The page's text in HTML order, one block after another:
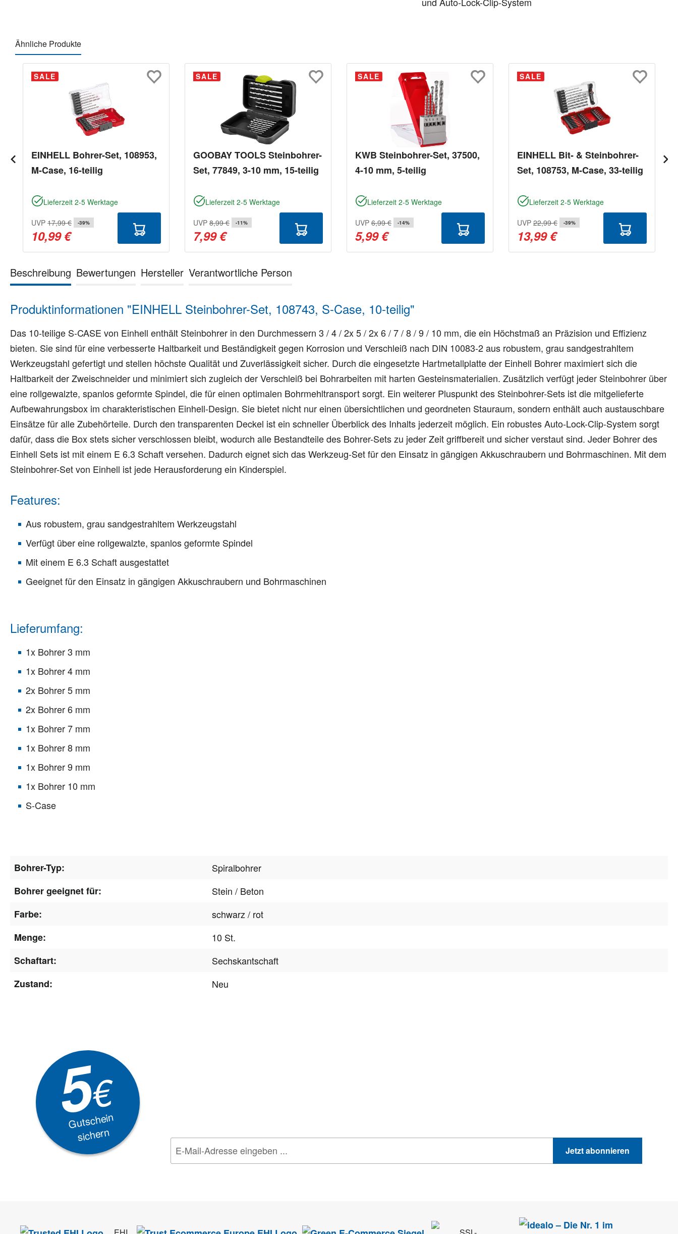
Ähnliche Produkte
Produktgalerie überspringen
SALE
EINHELL Bohrer-Set, 108953,
M-Case, 16-teilig
Lieferzeit 2-5 Werktage
UVP 17,99 € -39%
10,99 €
SALE
GOOBAY TOOLS Steinbohrer-
Set, 77849, 3-10 mm, 15-teilig
Lieferzeit 2-5 Werktage
UVP 8,99 € -11%
7,99 €
SALE
KWB Steinbohrer-Set, 37500,
4-10 mm, 5-teilig
Lieferzeit 2-5 Werktage
UVP 6,99 € -14%
5,99 €
SALE
EINHELL Bit- & Steinbohrer-
Set, 108753, M-Case, 33-teilig
Lieferzeit 2-5 Werktage
UVP 22,99 € -39%
13,99 €
Beschreibung Bewertungen Hersteller Verantwortliche Person
Produktinformationen "EINHELL Steinbohrer-Set, 108743, S-Case, 10-teilig"
Das 10-teilige S-CASE von Einhell enthält Steinbohrer in den Durchmessern 3 / 4 / 2x 5 / 2x 6 / 7 / 8 / 9 / 10 mm, die ein Höchstmaß an Präzision und Effizienz
bieten. Sie sind für eine verbesserte Haltbarkeit und Beständigkeit gegen Korrosion und Verschleiß nach DIN 10083-2 aus robustem, grau sandgestrahltem
Werkzeugstahl gefertigt und stellen höchste Qualität und Zuverlässigkeit sicher. Durch die eingesetzte Hartmetallplatte der Einhell Bohrer maximiert sich die
Haltbarkeit der Zweischneider und minimiert sich zugleich der Verschleiß bei Bohrarbeiten mit harten Gesteinsmaterialien. Zusätzlich verfügt jeder Steinbohrer über
eine rollgewalzte, spanlos geformte Spindel, die für einen optimalen Bohrmehltransport sorgt. Ein weiterer Pluspunkt des Steinbohrer-Sets ist die mitgelieferte
Aufbewahrungsbox im charakteristischen Einhell-Design. Sie bietet nicht nur einen übersichtlichen und geordneten Stauraum, sondern enthält auch austauschbare
Einsätze für alle Zubehörteile. Durch den transparenten Deckel ist ein schneller Überblick des Inhalts jederzeit möglich. Ein robustes Auto-Lock-Clip-System sorgt
dafür, dass die Box stets sicher verschlossen bleibt, wodurch alle Bestandteile des Bohrer-Sets zu jeder Zeit griffbereit und sicher verstaut sind. Jeder Bohrer des
Einhell Sets ist mit einem E 6.3 Schaft versehen. Dadurch eignet sich das Werkzeug-Set für den Einsatz in gängigen Akkuschraubern und Bohrmaschinen. Mit dem
Steinbohrer-Set von Einhell ist jede Herausforderung ein Kinderspiel.
Features:
Aus robustem, grau sandgestrahltem Werkzeugstahl
Verfügt über eine rollgewalzte, spanlos geformte Spindel
Mit einem E 6.3 Schaft ausgestattet
Geeignet für den Einsatz in gängigen Akkuschraubern und Bohrmaschinen
Lieferumfang:
1x Bohrer 3 mm
1x Bohrer 4 mm
2x Bohrer 5 mm
2x Bohrer 6 mm
1x Bohrer 7 mm
1x Bohrer 8 mm
1x Bohrer 9 mm
1x Bohrer 10 mm
S-Case
Bohrer-Typ:
Spiralbohrer
Bohrer geeignet für:
Stein / Beton
Farbe:
schwarz / rot
Menge:
10 St.
Schaftart:
Sechskantschaft
Zustand:
Neu
5€
Gutschein
sichern
Jetzt abonnieren